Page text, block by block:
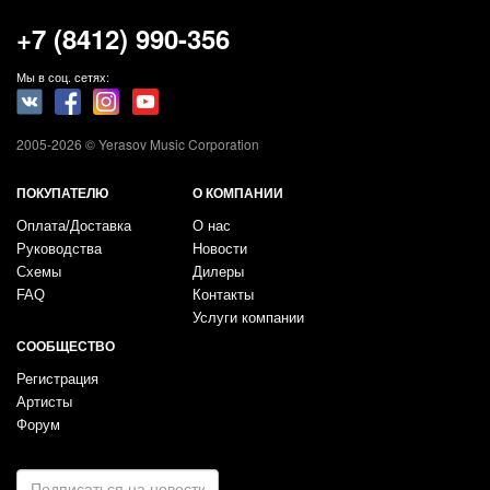
+7 (8412) 990-356
Мы в соц. сетях:
2005-2026 © Yerasov Music Corporation
ПОКУПАТЕЛЮ
Оплата/Доставка
Руководства
Схемы
FAQ
О КОМПАНИИ
О нас
Новости
Дилеры
Контакты
Услуги компании
СООБЩЕСТВО
Регистрация
Артисты
Форум
E-